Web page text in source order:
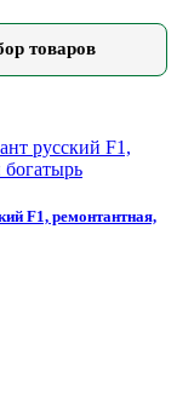
товаров
F1, ремонтантная,